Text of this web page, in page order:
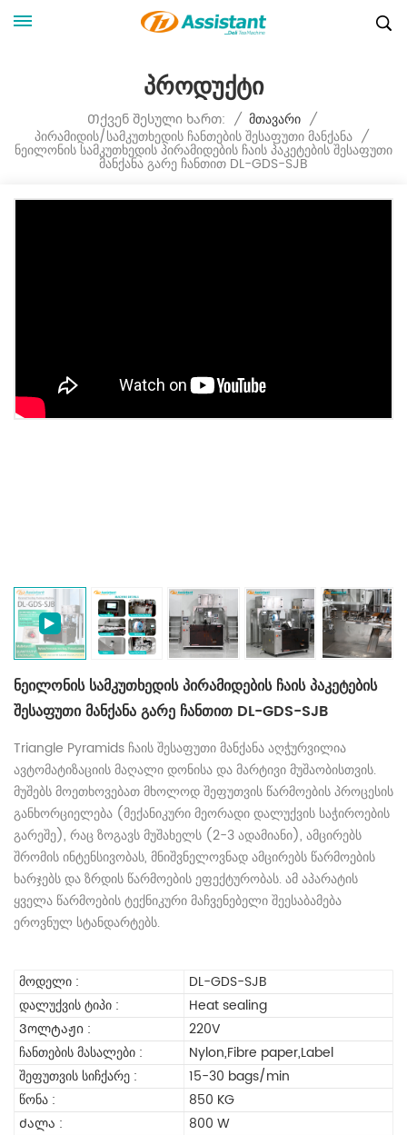
Პროდუქტი
Თქვენ Შესული Ხართ: / Მთავარი /
Პირამიდის/სამკუთხედის Ჩანთების Შესაფუთი Მანქანა /
Ნეილონის Სამკუთხედის Პირამიდების Ჩაის Პაკეტების Შესაფუთი
Მანქანა Გარე Ჩანთით DL-GDS-SJB
ნეილონის სამკუთხედის პირამიდების ჩაის პაკეტების
შესაფუთი მანქანა გარე ჩანთით DL-GDS-SJB
Triangle Pyramids ჩაის შესაფუთი მანქანა აღჭურვილია
ავტომატიზაციის მაღალი დონისა და მარტივი მუშაობისთვის.
მუშებს მოეთხოვებათ მხოლოდ შეფუთვის წარმოების პროცესის
განხორციელება (მექანიკური მეორადი დალუქვის საჭიროების
გარეშე), რაც ზოგავს მუშახელს (2-3 ადამიანი), ამცირებს
შრომის ინტენსივობას, მნიშვნელოვნად ამცირებს წარმოების
ხარჯებს და ზრდის წარმოების ეფექტურობას. ამ აპარატის
ყველა წარმოების ტექნიკური მაჩვენებელი შეესაბამება
ეროვნულ სტანდარტებს.
Მოდელი :
DL-GDS-SJB
Დალუქვის Ტიპი :
Heat sealing
Ვოლტაჟი :
220V
Ჩანთების Მასალები :
Nylon,Fibre paper,Label
Შეფუთვის Სიჩქარე :
15-30 bags/min
Წონა :
850 KG
Ძალა :
800 W